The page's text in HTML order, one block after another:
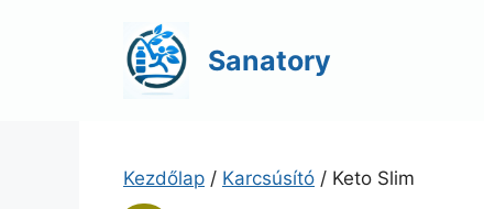
Sanatory
Kezdőlap / Karcsúsító / Keto Slim